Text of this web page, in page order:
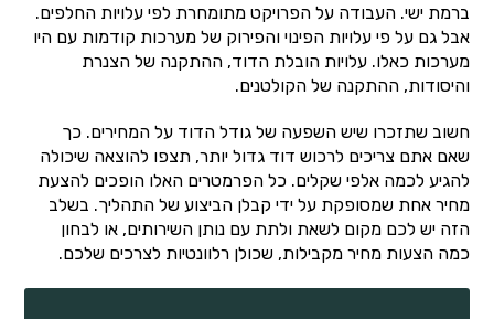
ברמת ישי. העבודה על הפרויקט מתומחרת לפי עלויות החלפים.
אבל גם על פי עלויות הפינוי והפירוק של מערכות קודמות עם היו
מערכות כאלו. עלויות הובלת הדוד, ההתקנה של הצנרת
והיסודות, ההתקנה של הקולטנים.
חשוב שתזכרו שיש השפעה של גודל הדוד על המחירים. כך
שאם אתם צריכים לרכוש דוד גדול יותר, תצפו להוצאה שיכולה
להגיע לכמה אלפי שקלים. כל הפרמטרים האלו הופכים להצעת
מחיר אחת שמסופקת על ידי קבלן הביצוע של התהליך. בשלב
הזה יש לכם מקום לשאת ולתת עם נותן השירותים, או לבחון
כמה הצעות מחיר מקבילות, שכולן רלוונטיות לצרכים שלכם.